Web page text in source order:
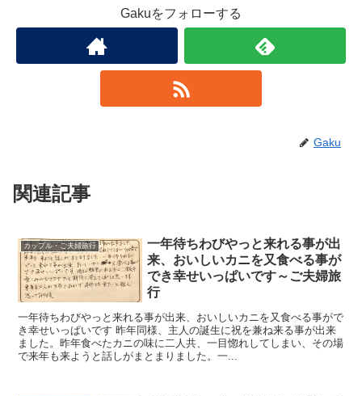
Gakuをフォローする
Gaku
関連記事
カップル・ご夫婦旅行
一年待ちわびやっと来れる事が出
来、おいしいカニを又食べる事が
でき幸せいっぱいです～ご夫婦旅
行
一年待ちわびやっと来れる事が出来、おいしいカニを又食べる事がで
き幸せいっぱいです 昨年同様、主人の誕生に祝を兼ね来る事が出来
ました。昨年食べたカニの味に二人共、一目惚れしてしまい、その場
で来年も来ようと話しがまとまりました。一...